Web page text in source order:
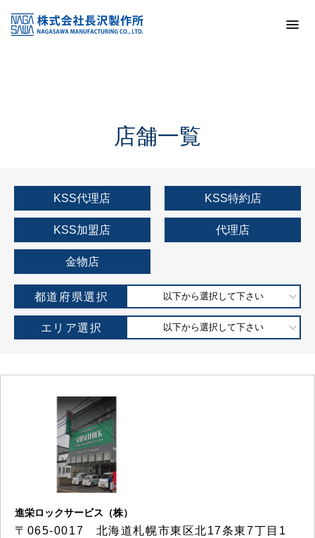
KSS加盟店・取扱店情報
店舗一覧
店舗一覧
KSS代理店 KSS特約店
KSS加盟店 代理店
金物店
都道府県選択 以下から選択して下さい
エリア選択 以下から選択して下さい
進栄ロックサービス（株）
〒065-0017 北海道札幌市東区北17条東7丁目1